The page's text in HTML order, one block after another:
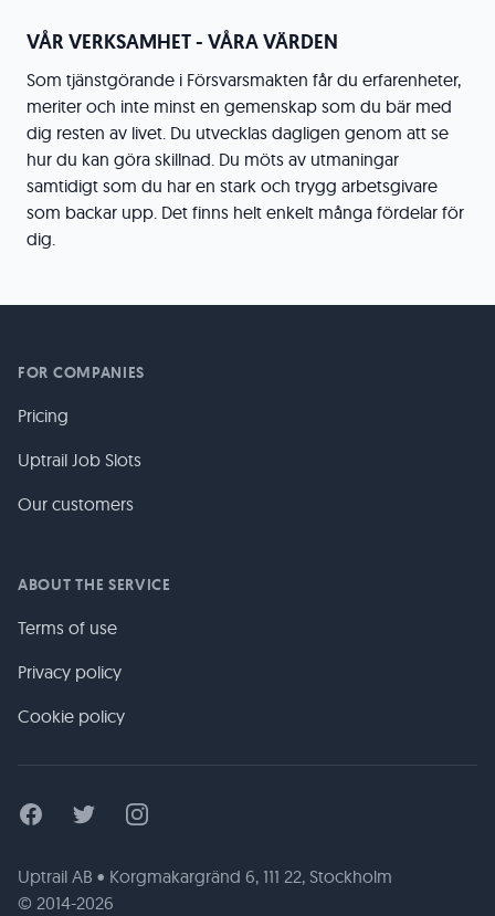
VÅR VERKSAMHET - VÅRA VÄRDEN
Som tjänstgörande i Försvarsmakten får du erfarenheter,
meriter och inte minst en gemenskap som du bär med
dig resten av livet. Du utvecklas dagligen genom att se
hur du kan göra skillnad. Du möts av utmaningar
samtidigt som du har en stark och trygg arbetsgivare
som backar upp. Det finns helt enkelt många fördelar för
dig.
FOR COMPANIES
Pricing
Uptrail Job Slots
Our customers
ABOUT THE SERVICE
Terms of use
Privacy policy
Cookie policy
FacebookTwitter Instagram
Uptrail AB • Korgmakargränd 6, 111 22, Stockholm
© 2014-2026